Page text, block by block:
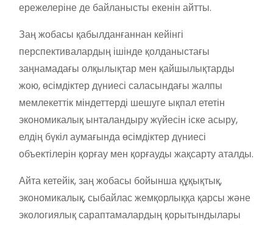
ережелеріне де байланысты екенін айтты.
Заң жобасы қабылданғаннан кейінгі
перспективалардың ішінде қолданыстағы
заңнамадағы олқылықтар мен қайшылықтарды
жою, өсімдіктер дүниесі саласындағы жалпы
мемлекеттік міндеттерді шешуге ықпал ететін
экономикалық ынталандыру жүйесін іске асыру,
елдің бүкіл аумағында өсімдіктер дүниесі
объектілерін қорғау мен қорғауды жақсарту аталды.
Айта кетейік, заң жобасы бойынша құқықтық,
экономикалық, сыбайлас жемқорлыққа қарсы және
экологиялық сараптамалардың қорытындылары